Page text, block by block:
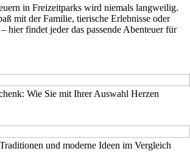
in Freizeitparks wird niemals langweilig.
mit der Familie, tierische Erlebnisse oder
hier findet jeder das passende Abenteuer für
Wie Sie mit Ihrer Auswahl Herzen
und moderne Ideen im Vergleich